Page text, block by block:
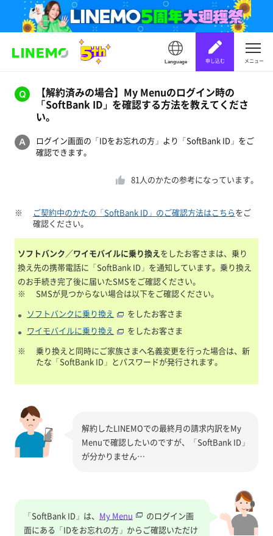
Language 申し込む メニュー
【解約済みの場合】My Menuのログイン時の
「SoftBank ID」を確認する方法を教えてくださ
い。
ログイン画面の「IDをお忘れの方」より「SoftBank ID」をご
確認できます。
81人のかたの参考になっています。
※ ご契約中のかたの「SoftBank ID」のご確認方法はこちらをご
確認ください。
ソフトバンク／ワイモバイルに乗り換えをしたお客さまは、乗り
換え先の携帯電話に「SoftBank ID」を通知しています。乗り換え
のお手続き完了後に届いたSMSをご確認ください。
※
SMSが見つからない場合は以下をご確認ください。
ソフトバンクに乗り換え
をしたお客さま
ワイモバイルに乗り換え
をしたお客さま
※
乗り換えと同時にご家族さまへ名義変更を行った場合は、新
たな「SoftBank ID」とパスワードが発行されます。
解約したLINEMOでの最終月の請求内訳をMy
Menuで確認したいのですが、「SoftBank ID」
が分かりません…
「SoftBank ID」は、 My Menu
のログイン画
面にある「IDをお忘れの方」からご確認いただけ